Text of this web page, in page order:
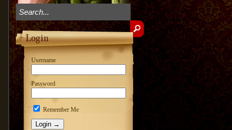
Username
Password
Remember Me